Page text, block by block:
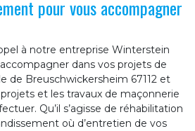
pour vous accompagner
à notre entreprise Winterstein
dans vos projets de
de Breuschwickersheim 67112 et
et les travaux de maçonnerie
Qu’il s’agisse de réhabilitation
où d’entretien de vos